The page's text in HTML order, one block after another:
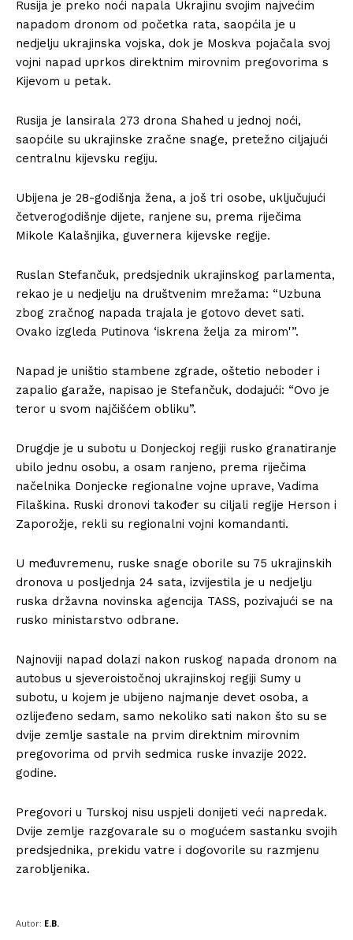
Rusija je preko noći napala Ukrajinu svojim najvećim
napadom dronom od početka rata, saopćila je u
nedjelju ukrajinska vojska, dok je Moskva pojačala svoj
vojni napad uprkos direktnim mirovnim pregovorima s
Kijevom u petak.
Rusija je lansirala 273 drona Shahed u jednoj noći,
saopćile su ukrajinske zračne snage, pretežno ciljajući
centralnu kijevsku regiju.
Ubijena je 28-godišnja žena, a još tri osobe, uključujući
četverogodišnje dijete, ranjene su, prema riječima
Mikole Kalašnjika, guvernera kijevske regije.
Ruslan Stefančuk, predsjednik ukrajinskog parlamenta,
rekao je u nedjelju na društvenim mrežama: “Uzbuna
zbog zračnog napada trajala je gotovo devet sati.
Ovako izgleda Putinova ‘iskrena želja za mirom'”.
Napad je uništio stambene zgrade, oštetio neboder i
zapalio garaže, napisao je Stefančuk, dodajući: “Ovo je
teror u svom najčišćem obliku”.
Drugdje je u subotu u Donjeckoj regiji rusko granatiranje
ubilo jednu osobu, a osam ranjeno, prema riječima
načelnika Donjecke regionalne vojne uprave, Vadima
Filaškina. Ruski dronovi također su ciljali regije Herson i
Zaporožje, rekli su regionalni vojni komandanti.
U međuvremenu, ruske snage oborile su 75 ukrajinskih
dronova u posljednja 24 sata, izvijestila je u nedjelju
ruska državna novinska agencija TASS, pozivajući se na
rusko ministarstvo odbrane.
Najnoviji napad dolazi nakon ruskog napada dronom na
autobus u sjeveroistočnoj ukrajinskoj regiji Sumy u
subotu, u kojem je ubijeno najmanje devet osoba, a
ozlijeđeno sedam, samo nekoliko sati nakon što su se
dvije zemlje sastale na prvim direktnim mirovnim
pregovorima od prvih sedmica ruske invazije 2022.
godine.
Pregovori u Turskoj nisu uspjeli donijeti veći napredak.
Dvije zemlje razgovarale su o mogućem sastanku svojih
predsjednika, prekidu vatre i dogovorile su razmjenu
zarobljenika.
Autor: E.B.